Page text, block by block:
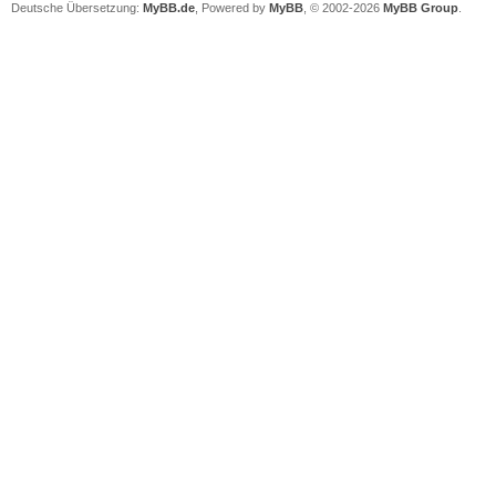
Deutsche Übersetzung: MyBB.de , Powered by MyBB , © 2002-2026 MyBB Group